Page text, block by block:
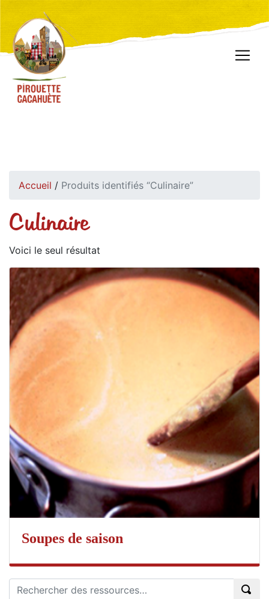
Accueil / Produits identifiés “Culinaire”
Culinaire
Voici le seul résultat
Soupes de saison